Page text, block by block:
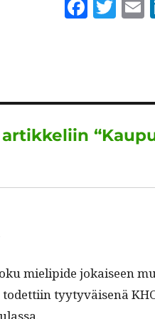
F
b
o
o
T
r
artikkeliin
mielipi­de jokaiseen
todet­ti­in tyy­tyväisenä